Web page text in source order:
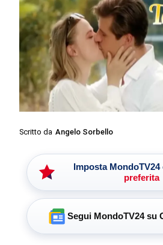
Scritto da Angelo Sorbello
Imposta MondoTV24
preferita
Segui MondoTV24 su